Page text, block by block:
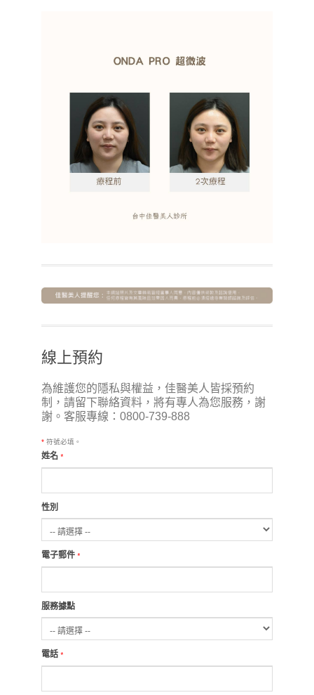
線上預約
為維護您的隱私與權益，佳醫美人皆採預約
制，請留下聯絡資料，將有專人為您服務，謝
謝。客服專線：0800-739-888
* 符號必填。
姓名 *
性別
電子郵件 *
服務據點
電話 *